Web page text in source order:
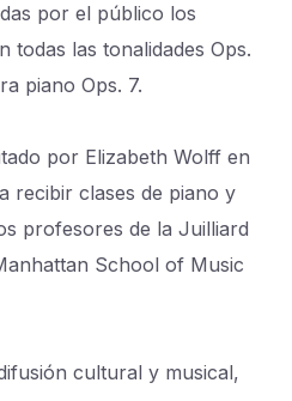
por el público los
todas las tonalidades Ops.
piano Ops. 7.
por Elizabeth Wolff en
recibir clases de piano y
profesores de la Juilliard
School of Music
cultural y musical,